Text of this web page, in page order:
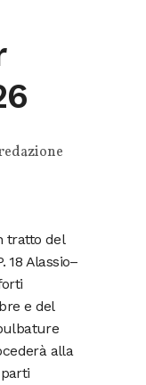
tratto del
18 Alassio–
e del
alla